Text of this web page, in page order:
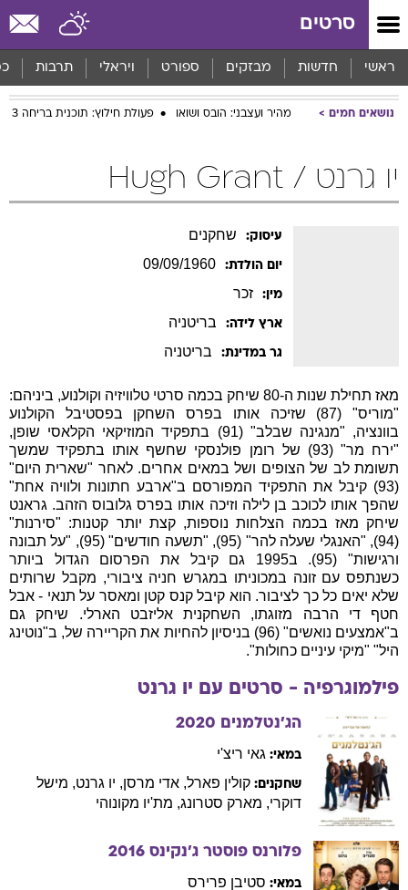
סרטים
ראשי חדשות מבזקים ספורט ויראלי תרבות
נושאים חמים מהיר ועצבני: הובס ושואו פעולת חילוץ: תוכנית בריחה 3
יו גרנט / Hugh Grant
עיסוק: שחקנים
יום הולדת: 09/09/1960
מין: זכר
ארץ לידה: בריטניה
גר במדינת: בריטניה
מאז תחילת שנות ה-80 שיחק בכמה סרטי טלוויזיה וקולנוע, ביניהם:
"מוריס" (87) שזיכה אותו בפרס השחקן בפסטיבל הקולנוע
בוונציה, "מנגינה שבלב" (91) בתפקיד המוזיקאי הקלאסי שופן,
"ירח מר" (93) של רומן פולנסקי שחשף אותו בתפקיד שמשך
תשומת לב של הצופים ושל במאים אחרים. לאחר "שארית היום"
(93) קיבל את התפקיד המפורסם ב"ארבע חתונות ולוויה אחת"
שהפך אותו לכוכב בן לילה וזיכה אותו בפרס גלובוס הזהב. גראנט
שיחק מאז בכמה הצלחות נוספות, קצת יותר קטנות: "סירנות"
(94), "האנגלי שעלה להר" (95), "תשעה חודשים" (95), "על תבונה
ורגישות" (95). ב1995 גם קיבל את הפרסום הגדול ביותר
כשנתפס עם זונה במכוניתו במגרש חניה ציבורי, מקבל שרותים
שלא יאים כל כך לציבור. הוא קיבל קנס קטן ומאסר על תנאי - אבל
חטף די הרבה מזוגתו, השחקנית אליזבט הארלי. שיחק גם
ב"אמצעים נואשים" (96) בניסיון להחיות את הקריירה של, ב"נוטינג
היל" "מיקי עיניים כחולות".
פילמוגרפיה - סרטים עם יו גרנט
הג'נטלמנים 2020
במאי: גאי ריצ'י
שחקנים: קולין פארל, אדי מרסן, יו גרנט, מישל
דוקרי, מארק סטרונג, מת'יו מקונוהי
פלורנס פוסטר ג'נקינס 2016
במאי: סטיבן פרירס